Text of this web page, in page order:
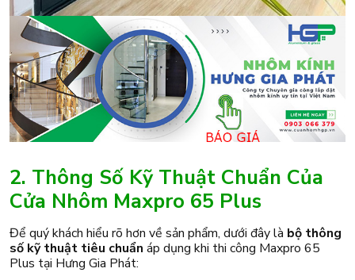
2. Thông Số Kỹ Thuật Chuẩn Của
Cửa Nhôm Maxpro 65 Plus
Để quý khách hiểu rõ hơn về sản phẩm, dưới đây là bộ thông
số kỹ thuật tiêu chuẩn áp dụng khi thi công Maxpro 65
Plus tại Hưng Gia Phát: